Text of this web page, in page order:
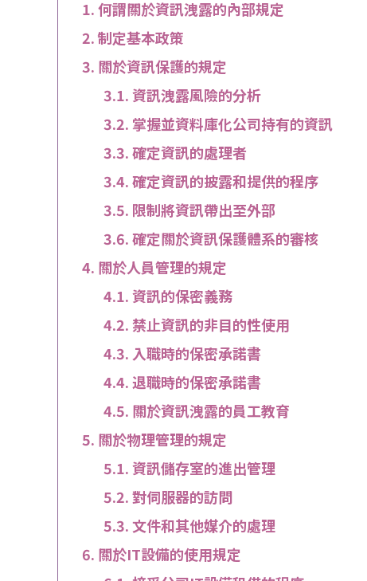
何謂關於資訊洩露的內部規定
制定基本政策
關於資訊保護的規定
資訊洩露風險的分析
掌握並資料庫化公司持有的資訊
確定資訊的處理者
確定資訊的披露和提供的程序
限制將資訊帶出至外部
確定關於資訊保護體系的審核
關於人員管理的規定
資訊的保密義務
禁止資訊的非目的性使用
入職時的保密承諾書
退職時的保密承諾書
關於資訊洩露的員工教育
關於物理管理的規定
資訊儲存室的進出管理
對伺服器的訪問
文件和其他媒介的處理
關於IT設備的使用規定